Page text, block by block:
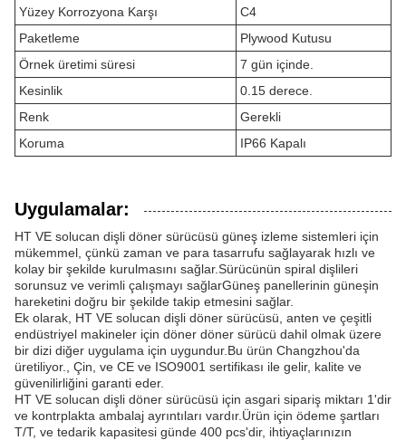
Yüzey Korrozyona Karşı
C4
Paketleme
Plywood Kutusu
Örnek üretimi süresi
7 gün içinde.
Kesinlik
0.15 derece.
Renk
Gerekli
Koruma
IP66 Kapalı
Uygulamalar:
HT VE solucan dişli döner sürücüsü güneş izleme sistemleri için
mükemmel, çünkü zaman ve para tasarrufu sağlayarak hızlı ve
kolay bir şekilde kurulmasını sağlar.Sürücünün spiral dişlileri
sorunsuz ve verimli çalışmayı sağlarGüneş panellerinin güneşin
hareketini doğru bir şekilde takip etmesini sağlar.
Ek olarak, HT VE solucan dişli döner sürücüsü, anten ve çeşitli
endüstriyel makineler için döner döner sürücü dahil olmak üzere
bir dizi diğer uygulama için uygundur.Bu ürün Changzhou'da
üretiliyor., Çin, ve CE ve ISO9001 sertifikası ile gelir, kalite ve
güvenilirliğini garanti eder.
HT VE solucan dişli döner sürücüsü için asgari sipariş miktarı 1'dir
ve kontrplakta ambalaj ayrıntıları vardır.Ürün için ödeme şartları
T/T, ve tedarik kapasitesi günde 400 pcs'dir, ihtiyaçlarınızın